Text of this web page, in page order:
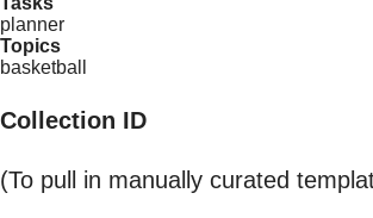
planner
Topics
basketball
Collection ID
(To pull in manually curated